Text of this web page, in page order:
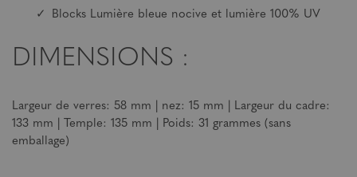
Blocks Lumière bleue nocive et lumière 100% UV
DIMENSIONS :
Largeur de verres: 58 mm | nez: 15 mm | Largeur du cadre:
133 mm | Temple: 135 mm | Poids: 31 grammes (sans
emballage)